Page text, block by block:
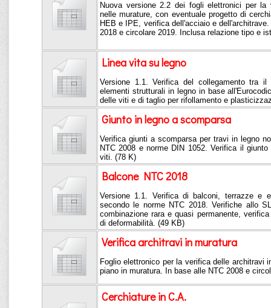
Nuova versione 2.2 dei fogli elettronici per la
nelle murature, con eventuale progetto di
HEB e IPE, verifica dell'acciaio e
2018 e circolare 2019. Inclusa relazione tipo e
Linea vita su legno
Versione 1.1. Verifica del collegamento tra
elementi strutturali in legno in base
delle viti e di taglio per rifollamento e
Giunto in legno a scomparsa
Verifica giunti a scomparsa per travi in legno
NTC 2008 e norme DIN 1052. Verifica il
viti. (78 K)
Balcone NTC 2018
Versione 1.1. Verifica di balconi, terrazze e
secondo le norme NTC 2018. Verifiche allo
combinazione rara e quasi permanente,
di deformabilità. (49 KB)
Verifica architravi in muratura
Foglio elettronico per la verifica delle architravi
piano in muratura. In base alle NTC 2008 e
Cerchiature in C.A.